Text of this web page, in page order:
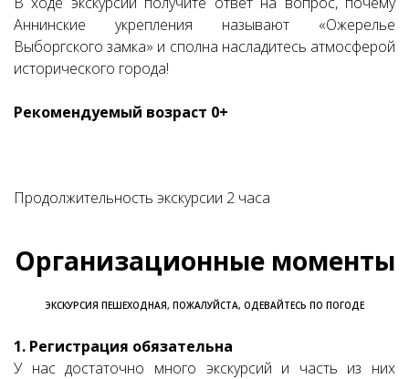
Аннинские укрепления называют «Ожерелье
Выборгского замка» и сполна насладитесь атмосферой
исторического города!
Рекомендуемый возраст 0+
Продолжительность экскурсии 2 часа
Организационные моменты
ЭКСКУРСИЯ ПЕШЕХОДНАЯ, ПОЖАЛУЙСТА, ОДЕВАЙТЕСЬ ПО ПОГОДЕ
1. Регистрация обязательна
У нас достаточно много экскурсий и часть из них